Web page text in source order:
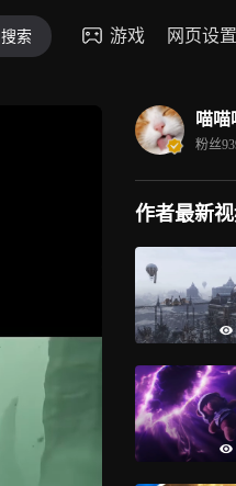
搜索 游戏 网页设置
喵
粉丝
作者最新